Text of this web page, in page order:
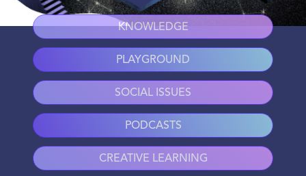
KNOWLEDGE
PLAYGROUND
SOCIAL ISSUES
PODCASTS
CREATIVE LEARNING